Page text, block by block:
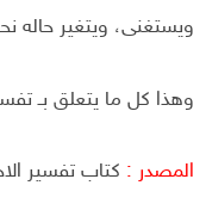
ويستغنى، ويتغير حاله
وهذا كل ما يتعلق بـ
المصدر : كتاب تفسير